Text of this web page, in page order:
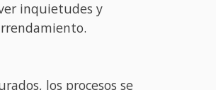
inquietudes y
los procesos se